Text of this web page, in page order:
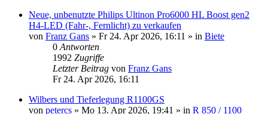
Neue, unbenutzte Philips Ultinon Pro6000 HL Boost gen2
H4-LED (Fahr-, Fernlicht) zu verkaufen
von Franz Gans » Fr 24. Apr 2026, 16:11 » in Biete
0 Antworten
1992 Zugriffe
Letzter Beitrag von Franz Gans
Fr 24. Apr 2026, 16:11
Wilbers und Tieferlegung R1100GS
von petercs » Mo 13. Apr 2026, 19:41 » in R 850 / 1100